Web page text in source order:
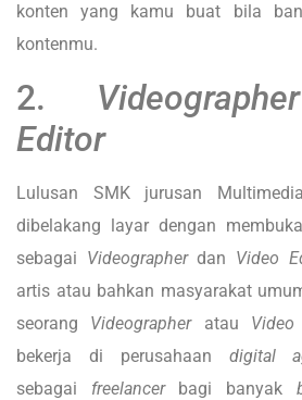
konten yang kamu buat bila
kontenmu.
2. Videographer
Editor
Lulusan SMK jurusan
dibelakang layar dengan
sebagai Videographerdan Video
artis atau bahkan masyarakat
seorang Videographeratau
bekerja di perusahaan digital
sebagai freelancerbagi banyak